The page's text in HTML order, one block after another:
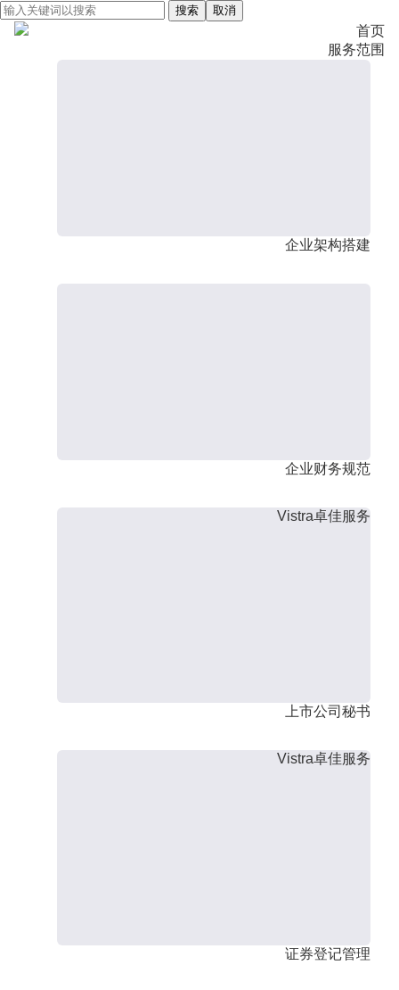
搜索 取消
首页
服务范围
企业架构搭建
企业财务规范
Vistra卓佳服务
上市公司秘书
Vistra卓佳服务
证券登记管理